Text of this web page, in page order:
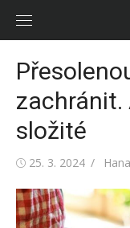
zachránit.
složité
Posted
25. 3. 2024 Author